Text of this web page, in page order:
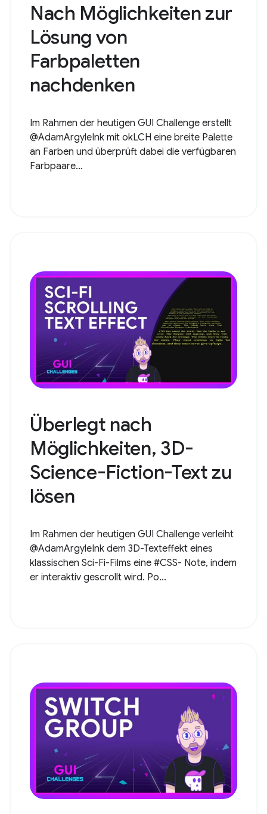
Nach Möglichkeiten zur
Lösung von
Farbpaletten
nachdenken
Im Rahmen der heutigen GUI Challenge erstellt
@AdamArgyleInk mit okLCH eine breite Palette
an Farben und überprüft dabei die verfügbaren
Farbpaare...
Überlegt nach
Möglichkeiten, 3D-
Science-Fiction-Text zu
lösen
Im Rahmen der heutigen GUI Challenge verleiht
@AdamArgyleInk dem 3D-Texteffekt eines
klassischen Sci-Fi-Films eine #CSS- Note, indem
er interaktiv gescrollt wird. Po...